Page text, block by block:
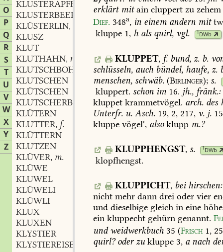
O
P
Q
R
S
T
U
V
W
X
Y
Z
KLUSTERAPFEL
KLUSTERBEERE
KLÜSTERLIN,
KLUSZ
KLUT
KLUTHAHN, n.
KLUTSCHBOHNE
f.
KLUTSCHEN
KLÜTSCHEN
KLUTSCHERBSE
KLÜTERN
KLUTTER, f.
KLÜTTERN
KLUTZEN
KLÜVER, m.
KLÜWE
KLUWEL
KLÜWELI
KLÜWLI
KLUX
KLUXEN
KLYSTIER
KLYSTIEREISEN
erklärtmitain cluppert zu zehem
Dief. 348a, in einem andern mit
kluppe 1, h als quirl, vgl. 1DWb
KLUPPET, f. bund,z.b.
schlüsseln, auch bündel, haufe, z.
menschen, schwäb. (Birlinger); s.
kluppert. schon im 16. jh., fränk.:
kluppet krammetvögel. arch. des
Unterfr. u. Asch. 19, 2, 217, v. j.
kluppe vögel', alsoklupp m.?
KLUPPHENGST, s. 1DWb
klopfhengst.
KLUPPICHT, beihirschen:
nicht mehr dann drei oder vier
und dieselbige gleich in eine höhe
ein kluppecht gehürn genannt.
undweidwerkbuch 35 (Frisch 1,
quirl?oderzu kluppe 3, anach